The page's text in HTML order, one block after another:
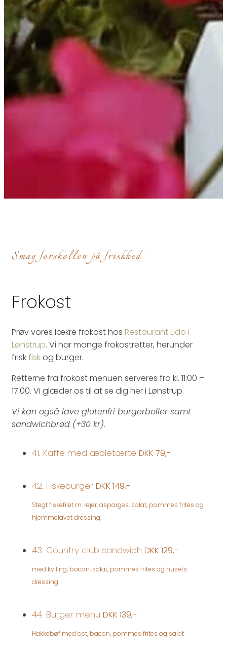
Smag forskellen på friskhed
Frokost
Prøv vores lækre frokost hos Restaurant Lido i
Lønstrup. Vi har mange frokostretter, herunder
friskfiskog burger.
Retterne fra frokost menuen serveres fra kl. 11:00 –
17:00. Vi glæder os til at se dig her i Lønstrup.
Vi kan også lave glutenfri burgerboller samt
sandwichbrød (+30 kr).
41. Kaffe med æbletærte DKK 79,-
42. Fiskeburger DKK 149,-
Stegt fiskefilet m. rejer, asparges, salat, pommes frites og
hjemmelavet dressing.
43. Country club sandwich DKK 129,-
med kylling, bacon, salat, pommes frites og husets
dressing.
44. Burger menu DKK 139,-
Hakkebøf med ost, bacon, pommes frites og salat